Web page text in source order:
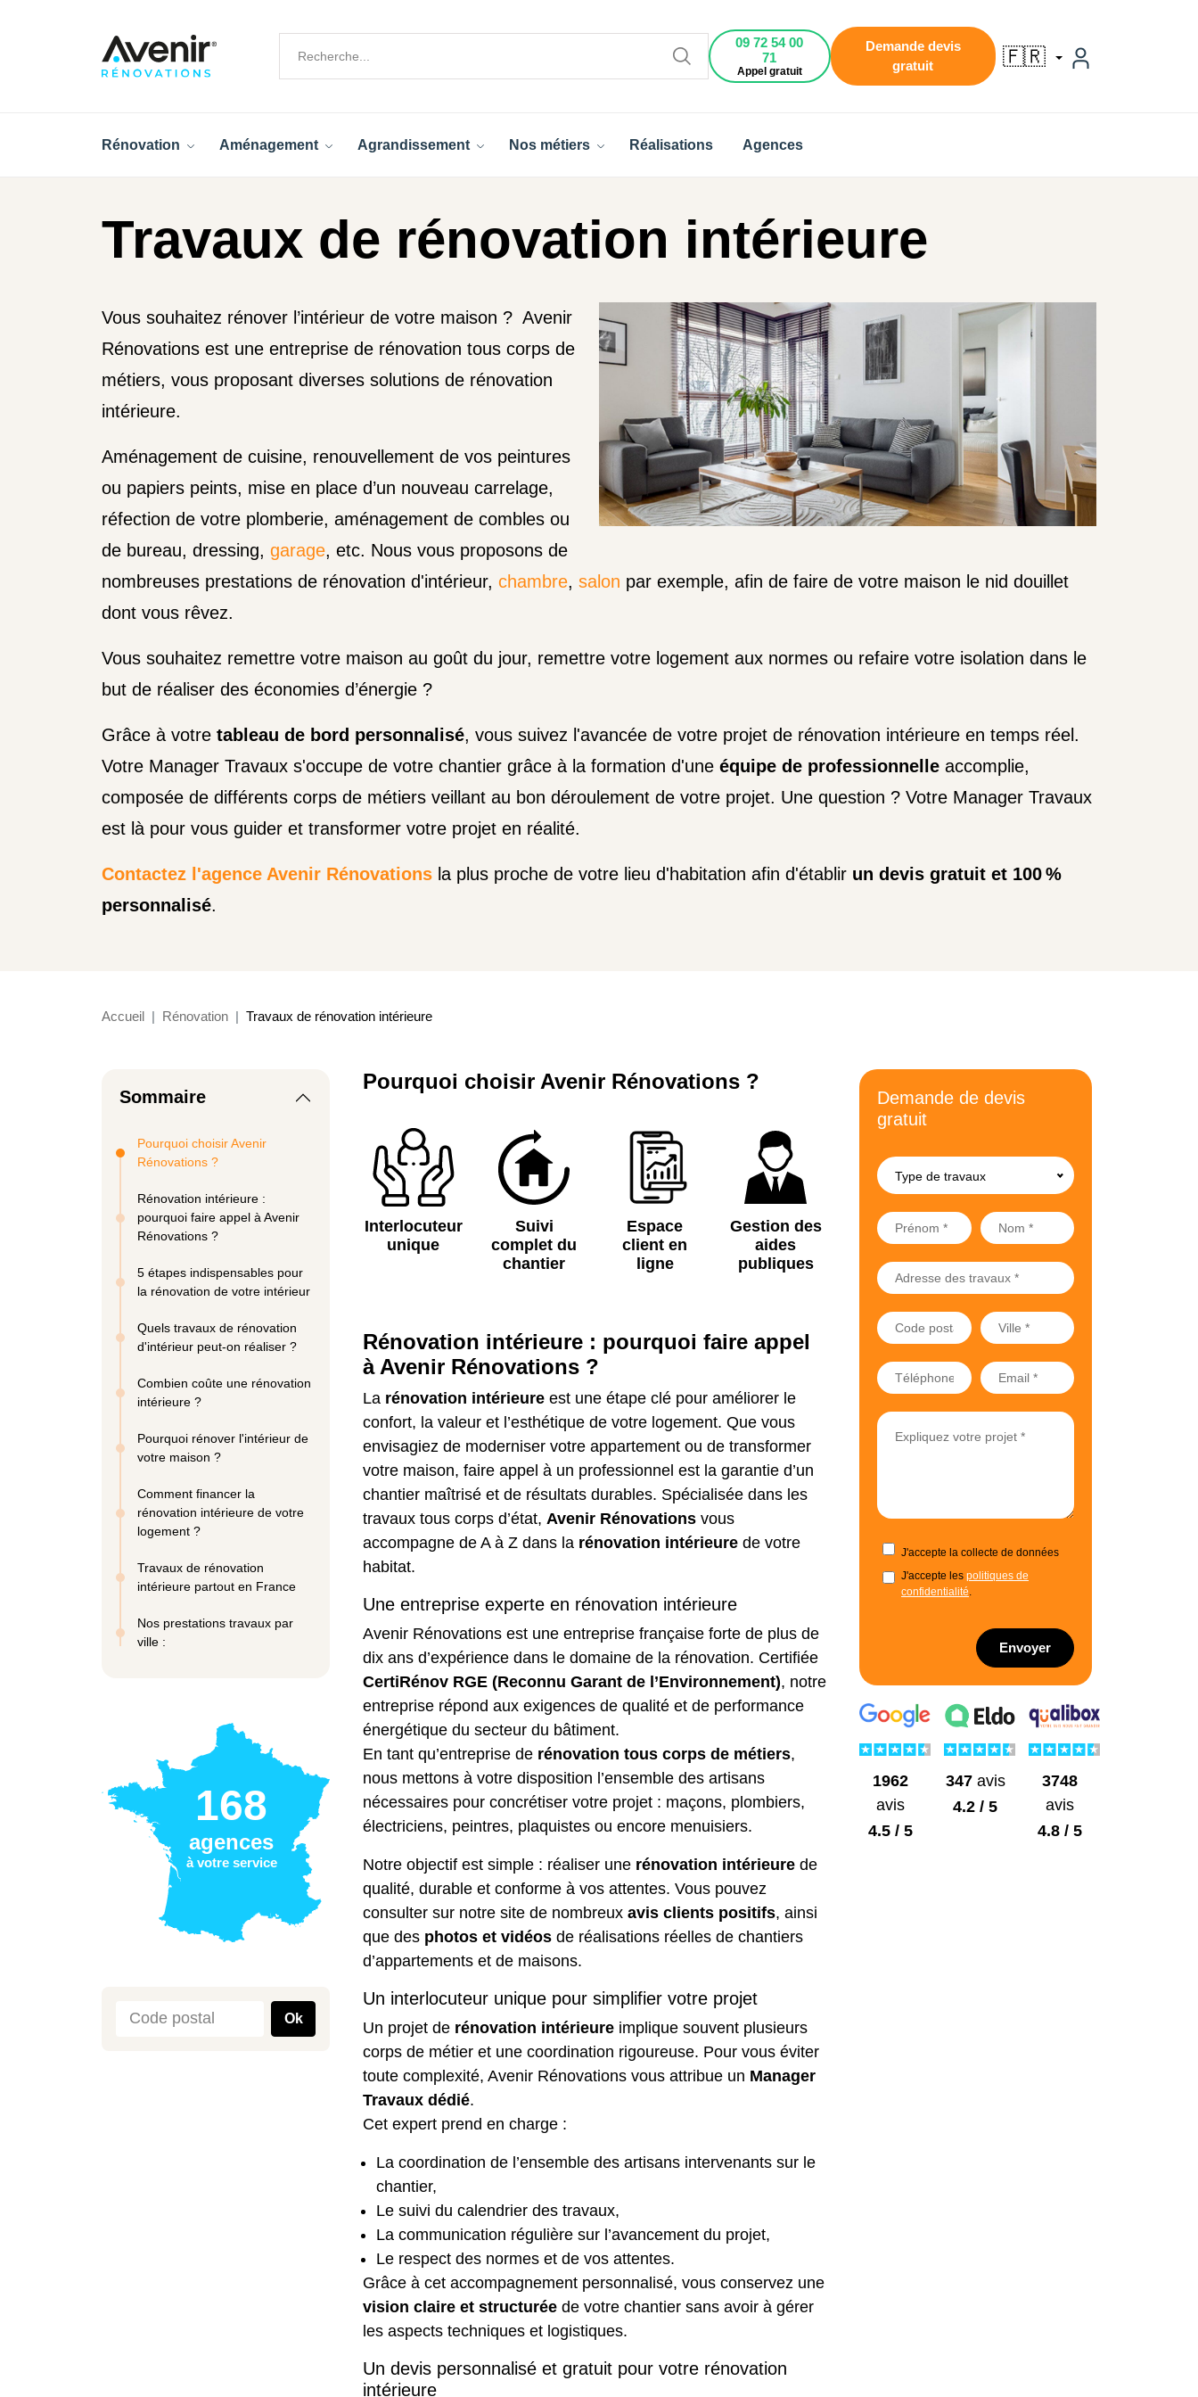
09 72 54 00
71
Appel gratuit
Demande devis
gratuit
🇫🇷
Rénovation Aménagement Agrandissement Nos métiers Réalisations Agences
Travaux de rénovation intérieure
Vous souhaitez rénover l’intérieur de votre maison ? Avenir
Rénovations est une entreprise de rénovation tous corps de
métiers, vous proposant diverses solutions de rénovation
intérieure.
Aménagement de cuisine, renouvellement de vos peintures
ou papiers peints, mise en place d’un nouveau carrelage,
réfection de votre plomberie, aménagement de combles ou
de bureau, dressing, garage, etc. Nous vous proposons de
nombreuses prestations de rénovation d'intérieur, chambre, salon par exemple, afin de faire de votre maison le nid douillet
dont vous rêvez.
Vous souhaitez remettre votre maison au goût du jour, remettre votre logement aux normes ou refaire votre isolation dans le
but de réaliser des économies d’énergie ?
Grâce à votre tableau de bord personnalisé, vous suivez l'avancée de votre projet de rénovation intérieure en temps réel.
Votre Manager Travaux s'occupe de votre chantier grâce à la formation d'une équipe de professionnelle accomplie,
composée de différents corps de métiers veillant au bon déroulement de votre projet. Une question ? Votre Manager Travaux
est là pour vous guider et transformer votre projet en réalité.
Contactez l'agence Avenir Rénovations la plus proche de votre lieu d'habitation afin d'établir un devis gratuit et 100 %
personnalisé.
Accueil Rénovation Travaux de rénovation intérieure
Sommaire
Pourquoi choisir Avenir
Rénovations ?
Rénovation intérieure :
pourquoi faire appel à Avenir
Rénovations ?
5 étapes indispensables pour
la rénovation de votre intérieur
Quels travaux de rénovation
d'intérieur peut-on réaliser ?
Combien coûte une rénovation
intérieure ?
Pourquoi rénover l'intérieur de
votre maison ?
Comment financer la
rénovation intérieure de votre
logement ?
Travaux de rénovation
intérieure partout en France
Nos prestations travaux par
ville :
168
agences
à votre service
Ok
Pourquoi choisir Avenir Rénovations ?
Interlocuteur
unique
Suivi
complet du
chantier
Espace
client en
ligne
Gestion des
aides
publiques
Rénovation intérieure : pourquoi faire appel
à Avenir Rénovations ?
La rénovation intérieure est une étape clé pour améliorer le
confort, la valeur et l’esthétique de votre logement. Que vous
envisagiez de moderniser votre appartement ou de transformer
votre maison, faire appel à un professionnel est la garantie d’un
chantier maîtrisé et de résultats durables. Spécialisée dans les
travaux tous corps d’état, Avenir Rénovations vous
accompagne de A à Z dans la rénovation intérieure de votre
habitat.
Une entreprise experte en rénovation intérieure
Avenir Rénovations est une entreprise française forte de plus de
dix ans d’expérience dans le domaine de la rénovation. Certifiée
CertiRénov RGE (Reconnu Garant de l’Environnement), notre
entreprise répond aux exigences de qualité et de performance
énergétique du secteur du bâtiment.
En tant qu’entreprise de rénovation tous corps de métiers,
nous mettons à votre disposition l’ensemble des artisans
nécessaires pour concrétiser votre projet : maçons, plombiers,
électriciens, peintres, plaquistes ou encore menuisiers.
Notre objectif est simple : réaliser une rénovation intérieure de
qualité, durable et conforme à vos attentes. Vous pouvez
consulter sur notre site de nombreux avis clients positifs, ainsi
que des photos et vidéos de réalisations réelles de chantiers
d’appartements et de maisons.
Un interlocuteur unique pour simplifier votre projet
Un projet de rénovation intérieure implique souvent plusieurs
corps de métier et une coordination rigoureuse. Pour vous éviter
toute complexité, Avenir Rénovations vous attribue un Manager
Travaux dédié.
Cet expert prend en charge :
La coordination de l’ensemble des artisans intervenants sur le
chantier,
Le suivi du calendrier des travaux,
La communication régulière sur l’avancement du projet,
Le respect des normes et de vos attentes.
Grâce à cet accompagnement personnalisé, vous conservez une
vision claire et structurée de votre chantier sans avoir à gérer
les aspects techniques et logistiques.
Un devis personnalisé et gratuit pour votre rénovation
intérieure
Demande de devis
gratuit
Type de travaux
J'accepte la collecte de données
J'accepte les politiques de
confidentialité.
Envoyer
1962
avis
4.5 / 5
347avis
4.2 / 5
3748
avis
4.8 / 5